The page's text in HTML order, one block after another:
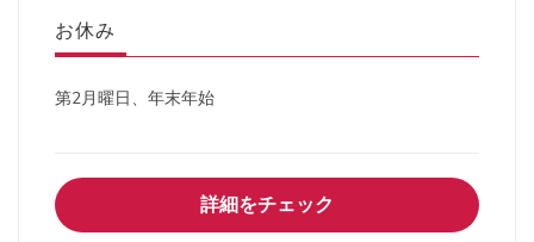
お休み
第2月曜日、年末年始
詳細をチェック